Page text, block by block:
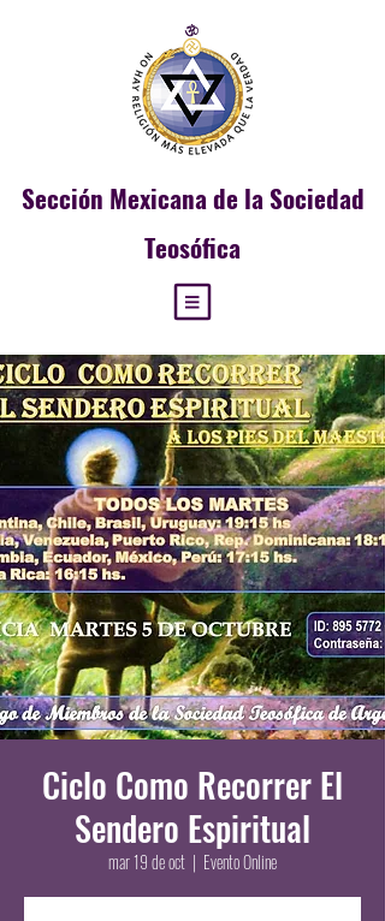
Sección Mexicana de la Sociedad
Teosófica
Ciclo Como Recorrer El
Sendero Espiritual
mar 19 de oct
  |
Evento Online